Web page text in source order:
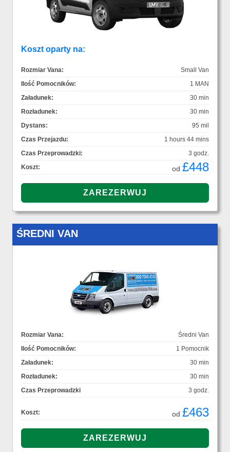
Koszt oparty na:
Rozmiar Vana:
Small Van
Ilość Pomocników:
1 MAN
Załadunek:
30 min
Rozładunek:
30 min
Dystans:
95 mil
Czas Przejazdu:
1 hours 44 mins
Czas Przeprowadzki:
3 godz.
Koszt:
od £448
ŚREDNI VAN
Rozmiar Vana:
Średni Van
Ilość Pomocników:
1 Pomocnik
Załadunek:
30 min
Rozładunek:
30 min
Czas Przeprowadzki
3 godz.
Koszt: od £463